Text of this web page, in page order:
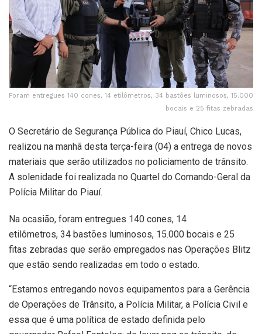
Foram entregues 140 cones, 14 etilômetros, 34 bastões luminosos, 15.000
bocais e 25 fitas zebradas
O Secretário de Segurança Pública do Piauí, Chico Lucas,
realizou na manhã desta terça-feira (04) a entrega de novos
materiais que serão utilizados no policiamento de trânsito.
A solenidade foi realizada no Quartel do Comando-Geral da
Polícia Militar do Piauí.
Na ocasião, foram entregues 140 cones, 14
etilômetros, 34 bastões luminosos, 15.000 bocais e 25
fitas zebradas que serão empregados nas Operações Blitz
que estão sendo realizadas em todo o estado.
“Estamos entregando novos equipamentos para a Gerência
de Operações de Trânsito, a Polícia Militar, a Polícia Civil e
essa que é uma política de estado definida pelo